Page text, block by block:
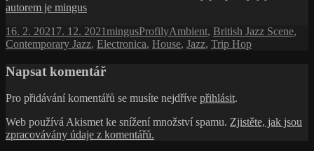
autorem je mingus
Publikováno:
16. 2. 2021 7. 12. 2021Autor:
mingusRubriky:
ProfilyŠtítky:
Ambient, British Jazz Scene,
Contemporary Jazz, Electronica, House, Jazz, Trip Hop
Napsat komentář
Pro přidávání komentářů se musíte nejdříve přihlásit.
Web používá Akismet ke snížení množství spamu. Zjistěte, jak jsou
zpracovávány údaje z komentářů.